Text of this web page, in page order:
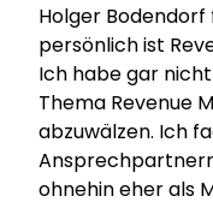
Holger Bodendorf
persönlich ist
Ich habe gar
Thema Revenue
abzuwälzen. Ich
ohnehin eher als